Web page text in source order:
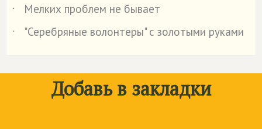
˙
Мелких проблем не бывает
˙
"Серебряные волонтеры" с золотыми руками
Добавь в закладки